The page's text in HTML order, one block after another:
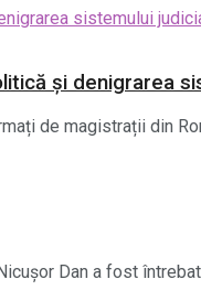
și denigrarea
de magistrații din
Dan a fost